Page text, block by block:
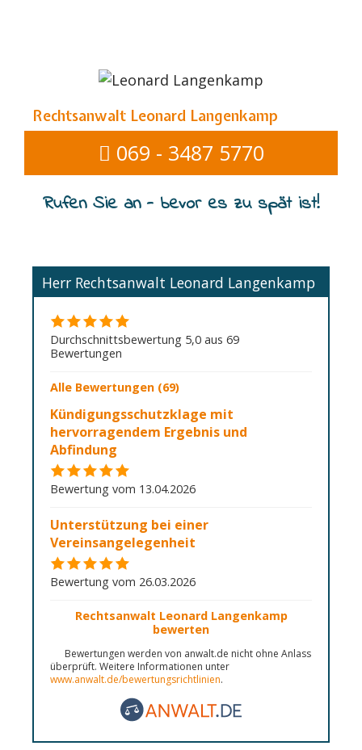
Rechtsanwalt Leonard Langenkamp
069 - 3487 5770
Rufen Sie an - bevor es zu spät ist!
Herr Rechtsanwalt Leonard Langenkamp
Durchschnittsbewertung 5,0 aus 69
Bewertungen
Alle Bewertungen (69)
Kündigungsschutzklage mit
hervorragendem Ergebnis und
Abfindung
Bewertung vom 13.04.2026
Unterstützung bei einer
Vereinsangelegenheit
Bewertung vom 26.03.2026
Rechtsanwalt Leonard Langenkamp
bewerten
Bewertungen werden von anwalt.de nicht ohne Anlass
überprüft. Weitere Informationen unter
www.anwalt.de/bewertungsrichtlinien.